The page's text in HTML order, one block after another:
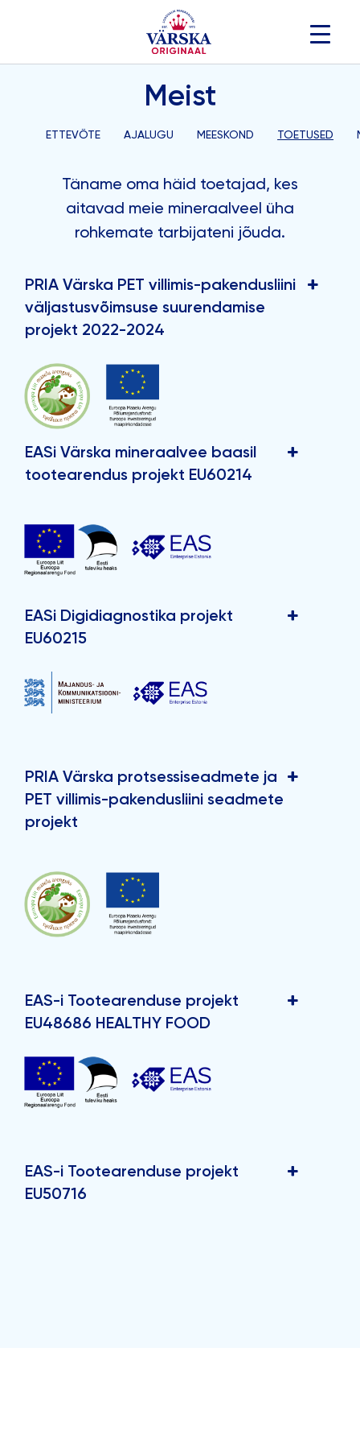
Meist
ETTEVÕTE AJALUGU MEESKOND TOETUSED
Täname oma häid toetajad, kes
aitavad meie mineraalveel üha
rohkemate tarbijateni jõuda.
PRIA Värska PET villimis-pakendusliini
väljastusvõimsuse suurendamise
projekt 2022-2024
EASi Värska mineraalvee baasil
tootearendus projekt EU60214
EASi Digidiagnostika projekt
EU60215
PRIA Värska protsessiseadmete ja
PET villimis-pakendusliini seadmete
projekt
EAS-i Tootearenduse projekt
EU48686 HEALTHY FOOD
EAS-i Tootearenduse projekt
EU50716